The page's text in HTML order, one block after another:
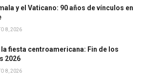
y el Vaticano: 90 años de vínculos en
8, 2026
fiesta centroamericana: Fin de los
2026
8, 2026